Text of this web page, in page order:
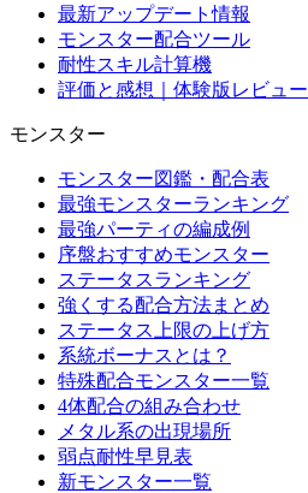
最新アップデート情報
モンスター配合ツール
耐性スキル計算機
評価と感想｜体験版レビュー
モンスター
モンスター図鑑・配合表
最強モンスターランキング
最強パーティの編成例
序盤おすすめモンスター
ステータスランキング
強くする配合方法まとめ
ステータス上限の上げ方
系統ボーナスとは？
特殊配合モンスター一覧
4体配合の組み合わせ
メタル系の出現場所
弱点耐性早見表
新モンスター一覧